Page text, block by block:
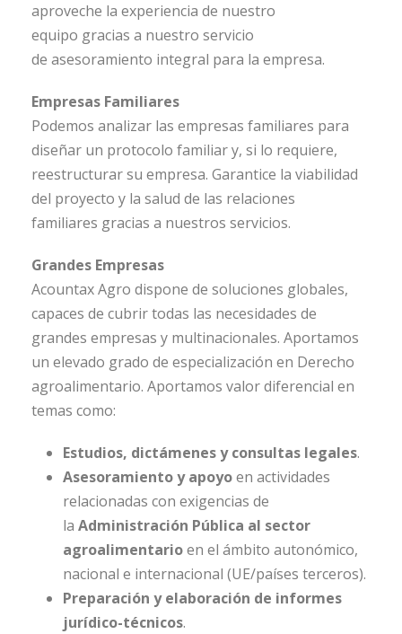
aproveche la experiencia de nuestro
equipo gracias a nuestro servicio
de asesoramiento integral para la empresa.
Empresas Familiares
Podemos analizar las empresas familiares para
diseñar un protocolo familiar y, si lo requiere,
reestructurar su empresa. Garantice la viabilidad
del proyecto y la salud de las relaciones
familiares gracias a nuestros servicios.
Grandes Empresas
Acountax Agro dispone de soluciones globales,
capaces de cubrir todas las necesidades de
grandes empresas y multinacionales. Aportamos
un elevado grado de especialización en Derecho
agroalimentario. Aportamos valor diferencial en
temas como:
Estudios, dictámenes y consultas legales.
Asesoramiento y apoyoen actividades
relacionadas con exigencias de
la Administración Pública al sector
agroalimentarioen el ámbito autonómico,
nacional e internacional (UE/países terceros).
Preparación y elaboración de informes
jurídico-técnicos.